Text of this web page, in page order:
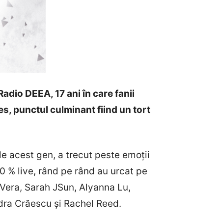
DEEA, 17 ani în care fanii
punctul culminant fiind un tort
acest gen, a trecut peste emoții
% live, rând pe rând au urcat pe
Sarah JSun, Alyanna Lu,
Crăescu și Rachel Reed.